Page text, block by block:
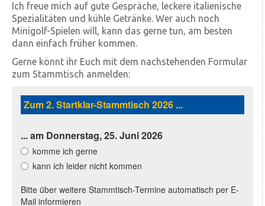
Ich freue mich auf gute Gespräche, leckere italienische
Spezialitäten und kühle Getränke. Wer auch noch
Minigolf-Spielen will, kann das gerne tun, am besten
dann einfach früher kommen.
Gerne könnt ihr Euch mit dem nachstehenden Formular
zum Stammtisch anmelden: